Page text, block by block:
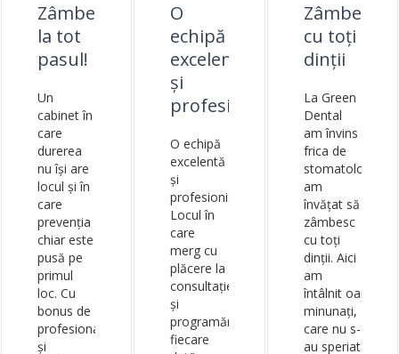
Zâmbete
la tot
pasul!
Un
cabinet în
care
durerea
nu își are
locul și în
care
prevenția
chiar este
pusă pe
primul
loc. Cu
bonus de
profesionalism
și
O
echipă
excelentă
și
profesionistă
O echipă
excelentă
și
profesionistă.
Locul în
care
merg cu
plăcere la
consultație
și
programări de
fiecare
Zâmbesc
cu toți
dinții
La Green
Dental
am învins
frica de
stomatolog și
am
învățat să
zâmbesc
cu toți
dinții. Aici
am
întâlnit oameni
minunați,
care nu s-
au speriat